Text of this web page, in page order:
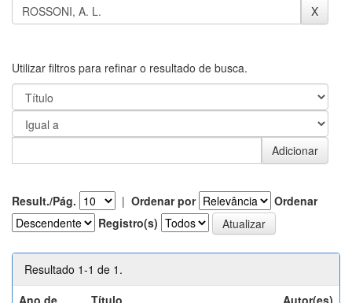
Utilizar filtros para refinar o resultado de busca.
Result./Pág. | Ordenar por
Ordenar
Registro(s)
Resultado 1-1 de 1.
Ano de
Título Autor(es)